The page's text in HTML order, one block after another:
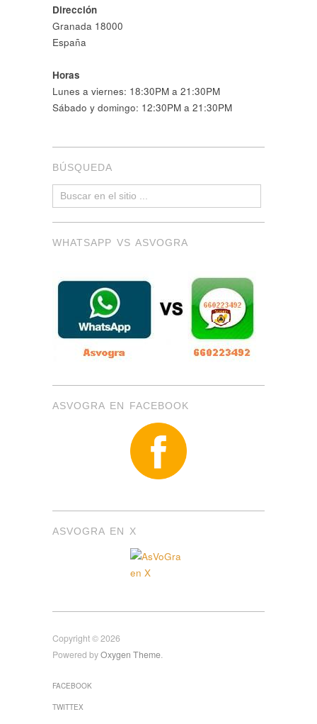
Dirección
Granada 18000
España
Horas
Lunes a viernes: 18:30PM a 21:30PM
Sábado y domingo: 12:30PM a 21:30PM
BÚSQUEDA
WHATSAPP VS ASVOGRA
ASVOGRA EN FACEBOOK
ASVOGRA EN X
Copyright © 2026
Powered byOxygen Theme.
FACEBOOK
TWITTEX